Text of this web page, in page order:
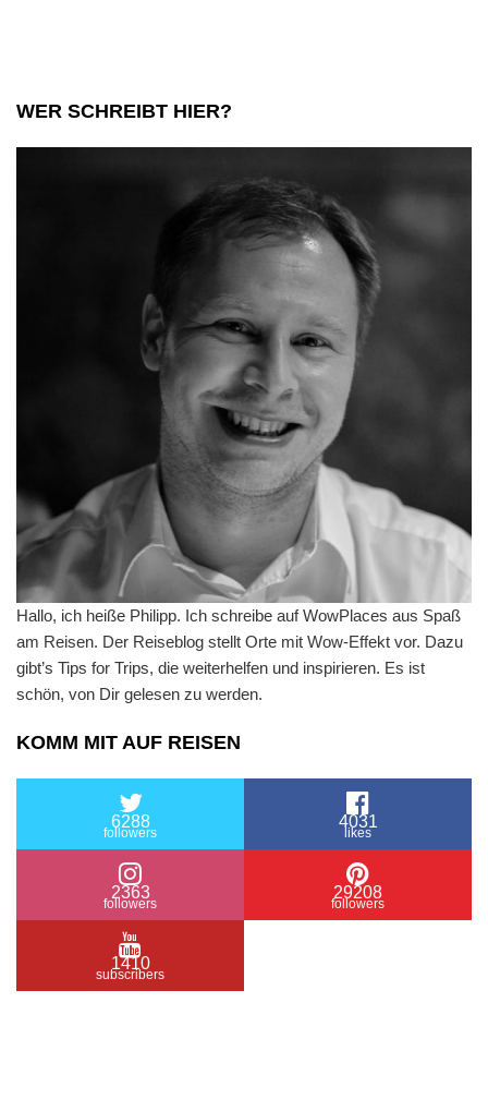
WER SCHREIBT HIER?
Hallo, ich heiße Philipp. Ich schreibe auf WowPlaces aus Spaß
am Reisen. Der Reiseblog stellt Orte mit Wow-Effekt vor. Dazu
gibt’s Tips for Trips, die weiterhelfen und inspirieren. Es ist
schön, von Dir gelesen zu werden.
KOMM MIT AUF REISEN
6288
followers
4031
likes
2363
followers
29208
followers
1410
subscribers